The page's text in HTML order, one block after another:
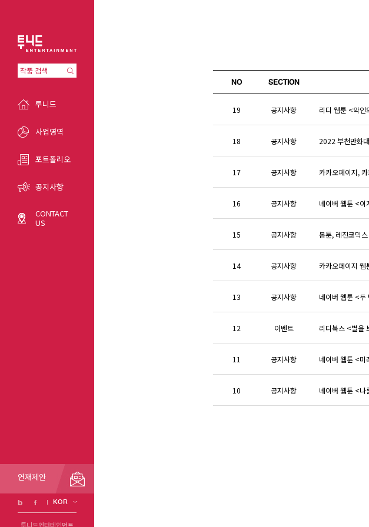
투니드
사업영역
포트폴리오
공지사항
CONTACT
US
연재제안
KOR
NO SECTION
19 공지사항 리디 웹툰 <악인
18 공지사항 2022 부천만화
17 공지사항 카카오페이지,
16 공지사항 네이버 웹툰 <이
15 공지사항 봄툰, 레진코믹
14 공지사항 카카오페이지
13 공지사항 네이버 웹툰 <두
12 이벤트 리디북스 <별을
11 공지사항 네이버 웹툰 <미
10 공지사항 네이버 웹툰 <나